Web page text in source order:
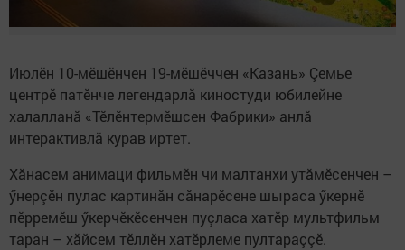
Июлӗн 10-мӗшӗнчен 19-мӗшӗччен «Казань» Çемье
центрӗ патӗнче легендарлӑ киностуди юбилейне
халалланӑ «Тӗлӗнтермӗшсен Фабрики» анлӑ
интерактивлӑ курав иртет.
Хӑнасем анимаци фильмӗн чи малтанхи утăмӗсенчен –
ӳнерçӗн пулас картинăн сăнарӗсене шыраса ӳкернӗ
пӗрремӗш ӳкерчӗкӗсенчен пуçласа хатӗр мультфильм
таран – хăйсем тӗллӗн хатӗрлеме пултараççӗ.